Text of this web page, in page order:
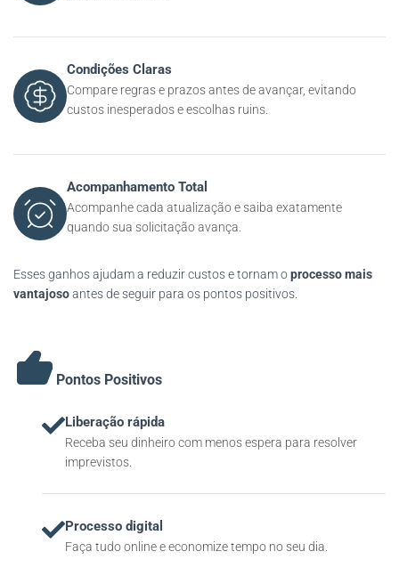
Condições Claras
Compare regras e prazos antes de avançar, evitando
custos inesperados e escolhas ruins.
Acompanhamento Total
Acompanhe cada atualização e saiba exatamente
quando sua solicitação avança.
Esses ganhos ajudam a reduzir custos e tornam oprocesso mais
vantajosoantes de seguir para os pontos positivos.
Pontos Positivos
Liberação rápida
Receba seu dinheiro com menos espera para resolver
imprevistos.
Processo digital
Faça tudo online e economize tempo no seu dia.